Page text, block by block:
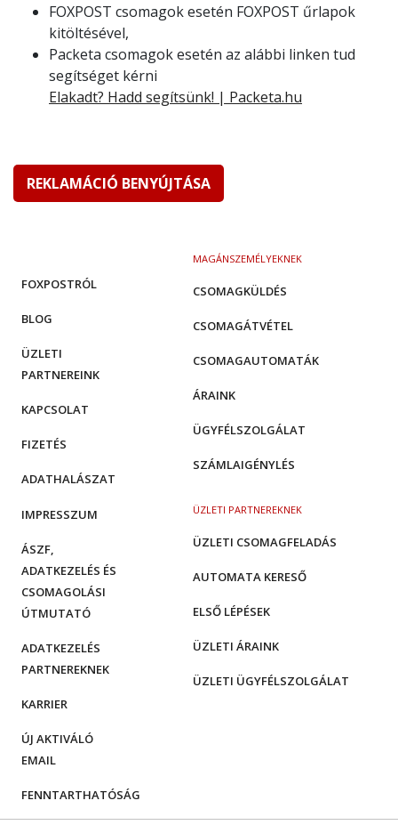
FOXPOST csomagok esetén FOXPOST űrlapok
kitöltésével,
Packeta csomagok esetén az alábbi linken tud
segítséget kérni
Elakadt? Hadd segítsünk! | Packeta.hu
REKLAMÁCIÓ BENYÚJTÁSA
MAGÁNSZEMÉLYEKNEK
CSOMAGKÜLDÉS
CSOMAGÁTVÉTEL
CSOMAGAUTOMATÁK
ÁRAINK
ÜGYFÉLSZOLGÁLAT
SZÁMLAIGÉNYLÉS
ÜZLETI PARTNEREKNEK
ÜZLETI CSOMAGFELADÁS
AUTOMATA KERESŐ
ELSŐ LÉPÉSEK
ÜZLETI ÁRAINK
ÜZLETI ÜGYFÉLSZOLGÁLAT
FOXPOSTRÓL
BLOG
ÜZLETI
PARTNEREINK
KAPCSOLAT
FIZETÉS
ADATHALÁSZAT
IMPRESSZUM
ÁSZF,
ADATKEZELÉS ÉS
CSOMAGOLÁSI
ÚTMUTATÓ
ADATKEZELÉS
PARTNEREKNEK
KARRIER
ÚJ AKTIVÁLÓ
EMAIL
FENNTARTHATÓSÁG